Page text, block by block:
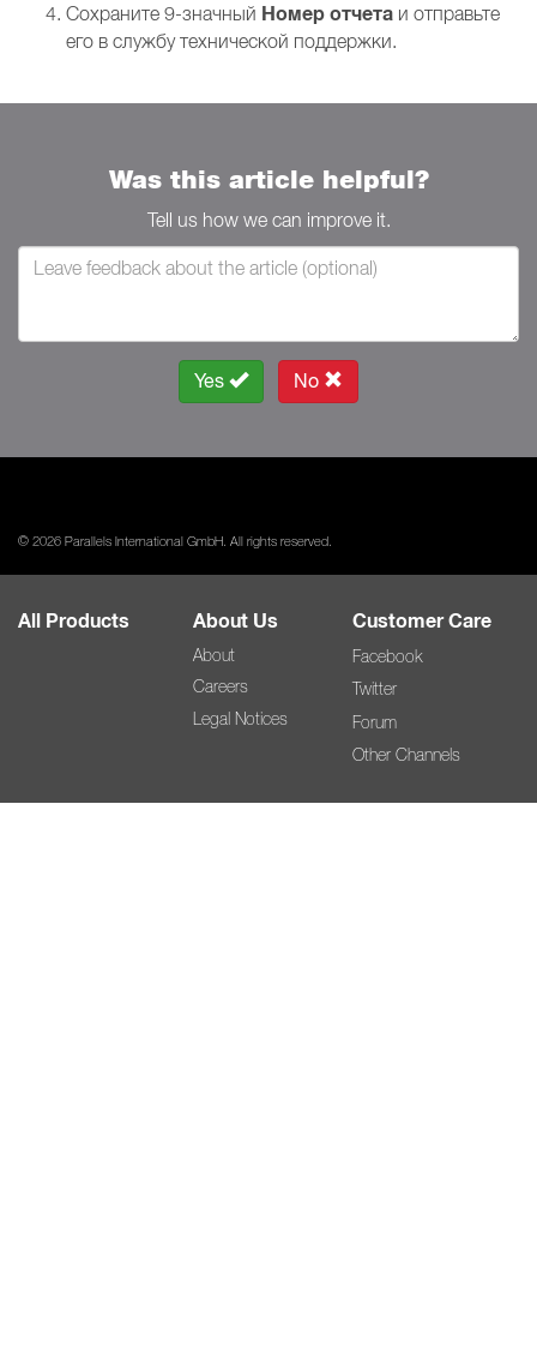
Сохраните 9-значный Номер отчета и отправьте
его в службу технической поддержки.
Was this article helpful?
Tell us how we can improve it.
Yes No
© 2026 Parallels International GmbH. All rights reserved.
All Products About Us
About
Careers
Legal Notices
Customer Care
Facebook
Twitter
Forum
Other Channels